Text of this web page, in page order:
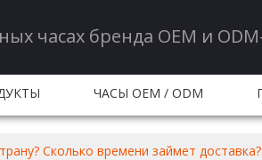
часах бренда OEM и
ЧАСЫ OEM / ODM
Сколько времени займет доставка?